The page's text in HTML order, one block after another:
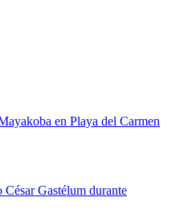
en Playa del Carmen
Gastélum durante